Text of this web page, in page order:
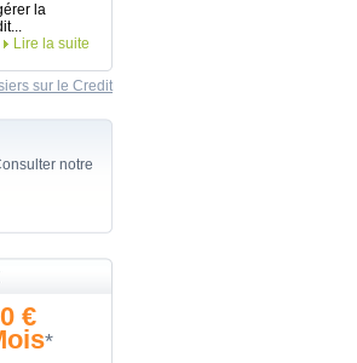
la
Lire la suite
sur le Credit
notre
€
*